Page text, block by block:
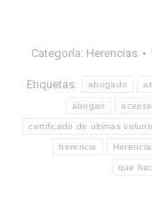
Categoría: Herencias
Etiquetas: abogado
abogao
certificado de ultimas
herencia
que